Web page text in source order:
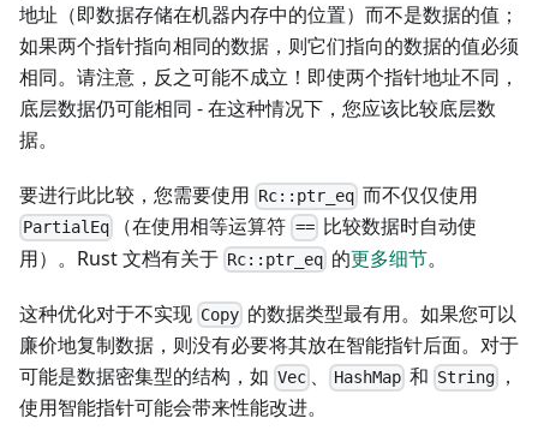
地址（即数据存储在机器内存中的位置）而不是数据的值；
如果两个指针指向相同的数据，则它们指向的数据的值必须
相同。请注意，反之可能不成立！即使两个指针地址不同，
底层数据仍可能相同 - 在这种情况下，您应该比较底层数
据。
要进行此比较，您需要使用 Rc::ptr_eq 而不仅仅使用
PartialEq （在使用相等运算符 ==比较数据时自动使
用）。Rust 文档有关于 Rc::ptr_eq 的更多细节。
这种优化对于不实现 Copy 的数据类型最有用。如果您可以
廉价地复制数据，则没有必要将其放在智能指针后面。对于
可能是数据密集型的结构，如 Vec 、 HashMap和 String
，
使用智能指针可能会带来性能改进。